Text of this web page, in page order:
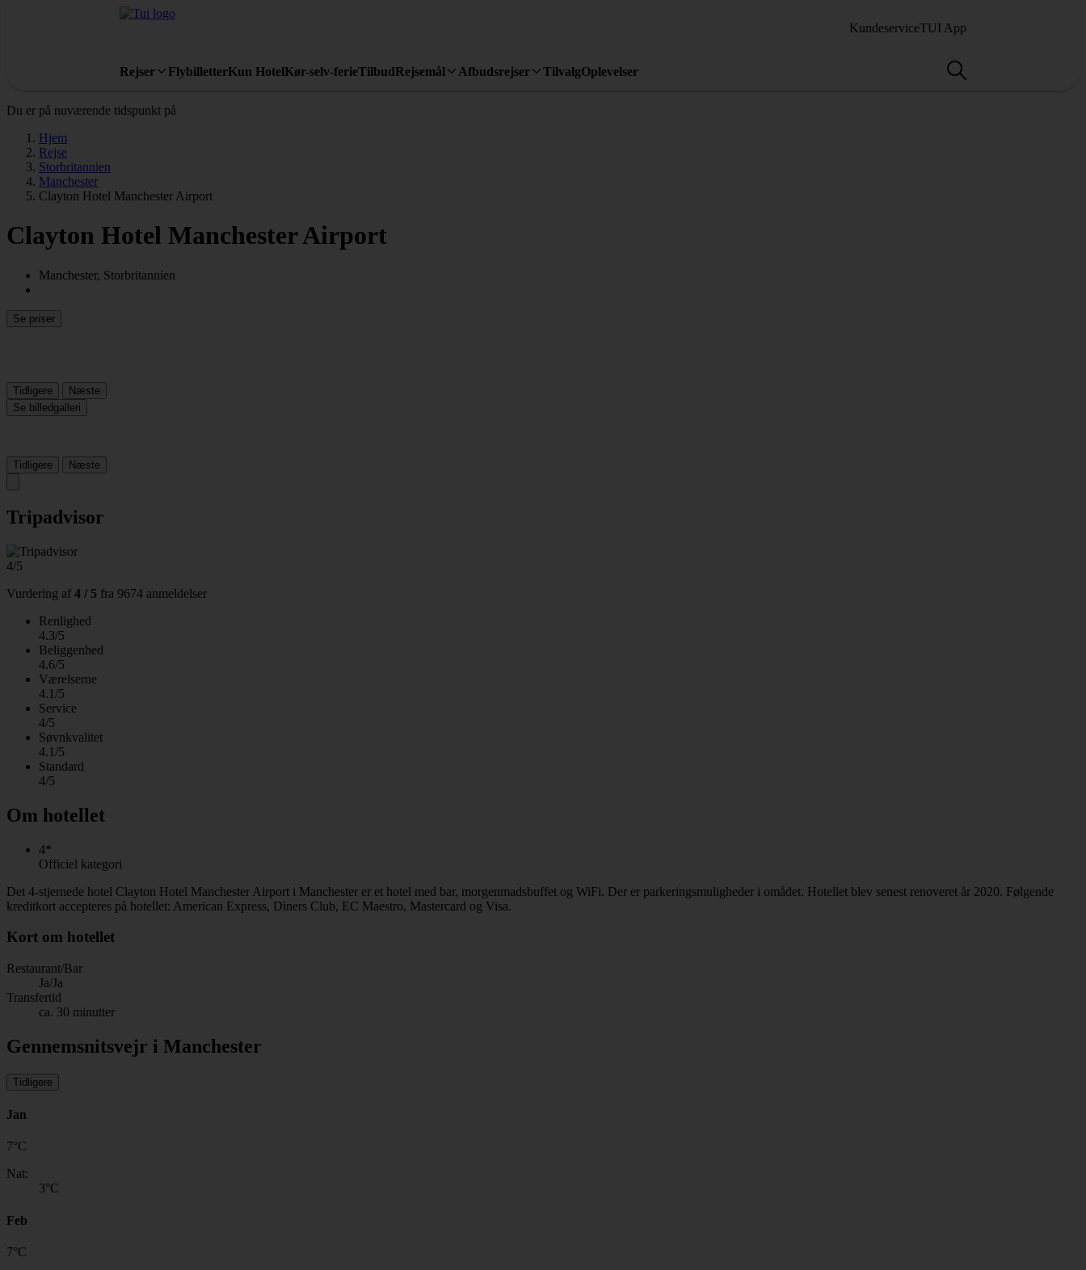
KundeserviceTUI App
Rejser FlybilletterKun HotelKør-selv-ferieTilbudRejsemål Afbudsrejser TilvalgOplevelser
Du er på nuværende tidspunkt på
Hjem
Rejse
Storbritannien
Manchester
Clayton Hotel Manchester Airport
Clayton Hotel Manchester Airport
Manchester, Storbritannien
Se priser
Tidligere
Næste
Se billedgalleri
Tidligere Næste
Tripadvisor
4/5
Vurdering af 4 / 5 fra 9674 anmeldelser
Renlighed
4.3/5
Beliggenhed
4.6/5
Værelserne
4.1/5
Service
4/5
Søvnkvalitet
4.1/5
Standard
4/5
Om hotellet
4*
Officiel kategori
Det 4-stjernede hotel Clayton Hotel Manchester Airport i Manchester er et hotel med bar, morgenmadsbuffet og WiFi. Der er parkeringsmuligheder i omådet. Hotellet blev senest renoveret år 2020. Følgende
kreditkort accepteres på hotellet: American Express, Diners Club, EC Maestro, Mastercard og Visa.
Kort om hotellet
Restaurant/Bar
Ja/Ja
Transfertid
ca. 30 minutter
Gennemsnitsvejr i Manchester
Tidligere
Jan
7°C
Nat:
3°C
Feb
7°C